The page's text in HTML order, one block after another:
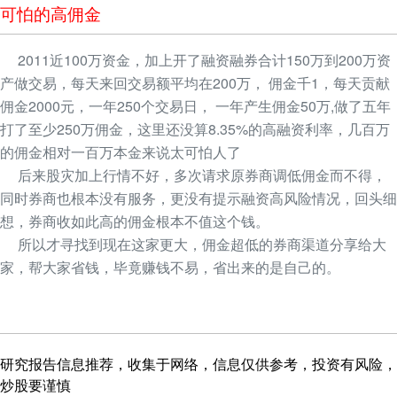
可怕的高佣金
2011近100万资金，加上开了融资融券合计150万到200万资
产做交易，每天来回交易额平均在200万， 佣金千1，每天贡献
佣金2000元，一年250个交易日， 一年产生佣金50万,做了五年
打了至少250万佣金，这里还没算8.35%的高融资利率，几百万
的佣金相对一百万本金来说太可怕人了
后来股灾加上行情不好，多次请求原券商调低佣金而不得，
同时券商也根本没有服务，更没有提示融资高风险情况，回头细
想，券商收如此高的佣金根本不值这个钱。
所以才寻找到现在这家更大，佣金超低的券商渠道分享给大
家，帮大家省钱，毕竟赚钱不易，省出来的是自己的。
研究报告信息推荐，收集于网络，信息仅供参考，投资有风险，
炒股要谨慎